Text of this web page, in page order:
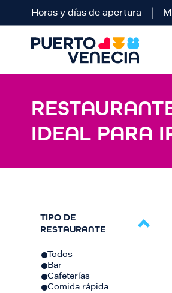
Horas y días de apertura
IDEAL PARA
TIPO DE
RESTAURANTE
Todos
Bar
Cafeterías
Comida rápida